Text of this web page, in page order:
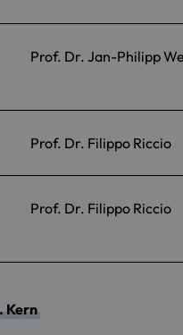
Prof. Dr. Jan-Philipp
Prof. Dr. Filippo Riccio
Prof. Dr. Filippo Riccio
Kern